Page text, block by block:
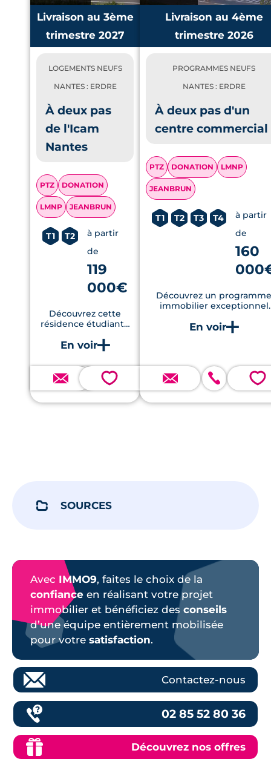
Livraison au 3ème
trimestre 2027
LOGEMENTS NEUFS
NANTES : ERDRE
À deux pas
de l'Icam
Nantes
PTZ DONATION
LMNP JEANBRUN
T1 T2
à partir
de
119
000€
Découvrez cette
résidence étudiante
types studios et T2, au
cœur du campus de la
Chantrerie.
💗
Livraison au 4ème
trimestre 2026
PROGRAMMES NEUFS
NANTES : ERDRE
À deux pas d'un
centre commercial
PTZ DONATION LMNP
JEANBRUN
T1 T2 T3 T4
à partir
de
160
Découvrez un programme
immobilier exceptionnel
modernes avec jardins
privatifs, terrasses et
du centre commercial et
écoles.
💗
SOURCES
Avec IMMO9, faites le choix de la
confiance en réalisant votre projet
immobilier et bénéficiez des conseils
d’une équipe entièrement mobilisée
pour votre satisfaction.
Contactez-nous
02 85 52 80 36
Découvrez nos offres